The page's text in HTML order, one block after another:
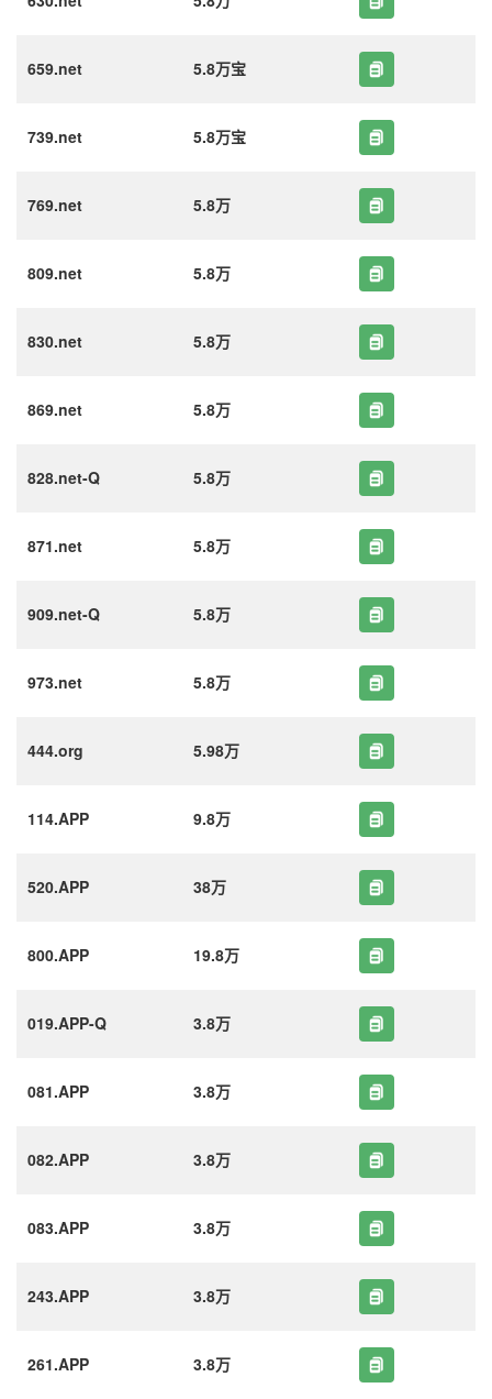
659.net 5.8万宝
739.net 5.8万宝
769.net 5.8万
809.net 5.8万
830.net 5.8万
869.net 5.8万
828.net-Q 5.8万
871.net 5.8万
909.net-Q 5.8万
973.net 5.8万
444.org 5.98万
114.APP 9.8万
520.APP 38万
800.APP 19.8万
019.APP-Q 3.8万
081.APP 3.8万
082.APP 3.8万
083.APP 3.8万
243.APP 3.8万
261.APP 3.8万